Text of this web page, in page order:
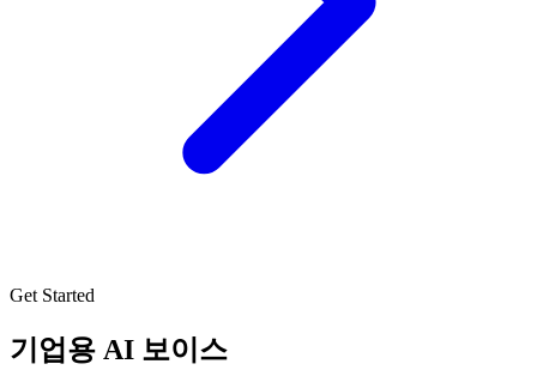
Get Started
기업용 AI 보이스